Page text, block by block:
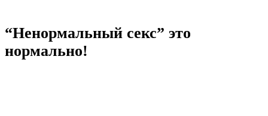
“Ненормальный секс” это
нормально!